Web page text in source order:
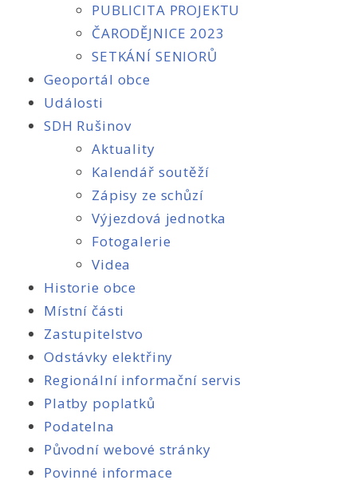
PUBLICITA PROJEKTU
ČARODĚJNICE 2023
SETKÁNÍ SENIORŮ
Geoportál obce
Události
SDH Rušinov
Aktuality
Kalendář soutěží
Zápisy ze schůzí
Výjezdová jednotka
Fotogalerie
Videa
Historie obce
Místní části
Zastupitelstvo
Odstávky elektřiny
Regionální informační servis
Platby poplatků
Podatelna
Původní webové stránky
Povinné informace